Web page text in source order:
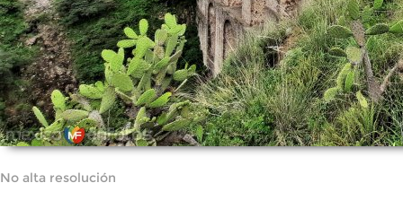
No alta resolución